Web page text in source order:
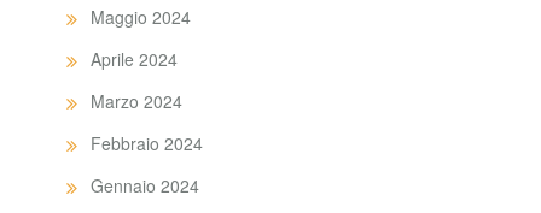
Maggio 2024
Aprile 2024
Marzo 2024
Febbraio 2024
Gennaio 2024